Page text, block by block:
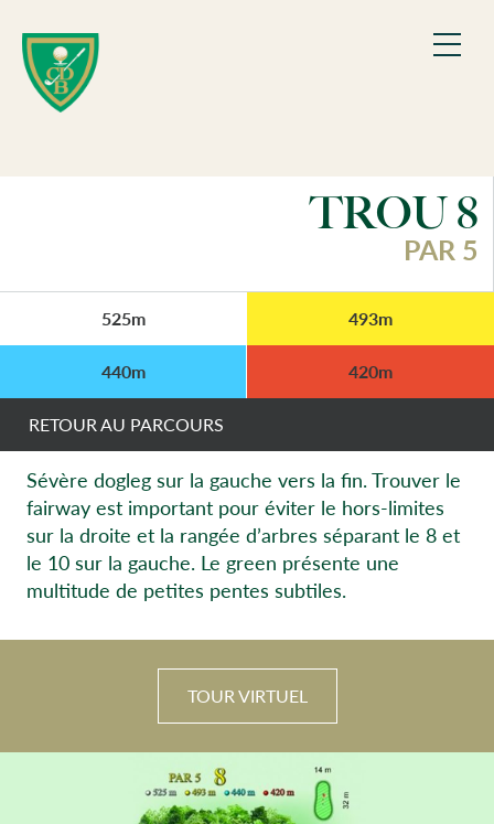
TROU8
PAR 5
525m 493m
440m 420m
RETOUR AU PARCOURS
Sévère dogleg sur la gauche vers la fin. Trouver le
fairway est important pour éviter le hors-limites
sur la droite et la rangée d’arbres séparant le 8 et
le 10 sur la gauche. Le green présente une
multitude de petites pentes subtiles.
TOUR VIRTUEL